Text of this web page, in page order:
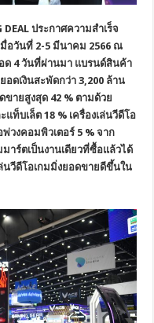
DEALประกาศความสำเร็จ
อวันที่ 2-5 มีนาคม 2566 ณ
ด 4 วันที่ผ่านมา แบรนด์สินค้า
อดเงินสะพัดกว่า 3 ,200 ล้าน
ายสูงสุด 42 % ตามด้วย
ท็บเล็ต 18 % เครื่องเล่นวีดีโอ
วงคอมพิวเตอร์ 5 % จาก
าร์ตเป็นงานเดียวที่ซื้อแล้วได้
วีดีโอเกมมิ่งยอดขายดีขึ้นใน